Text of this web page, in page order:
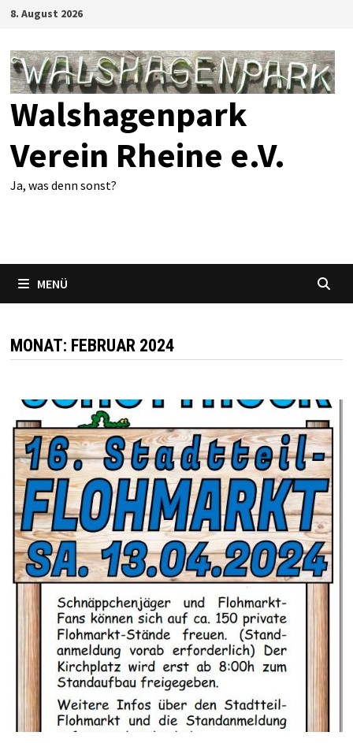
Zum
springen
8. August 2026
Walshagenpark
Verein Rheine e.V.
Ja, was denn sonst?
MENÜ
MONAT: FEBRUAR 2024